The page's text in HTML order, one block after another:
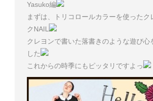
Yasuko編
まずは、トリコロールカラーを使ったク
クNAIL
クレヨンで書いた落書きのような遊び心
した
これからの時季にもピッタリですよっ